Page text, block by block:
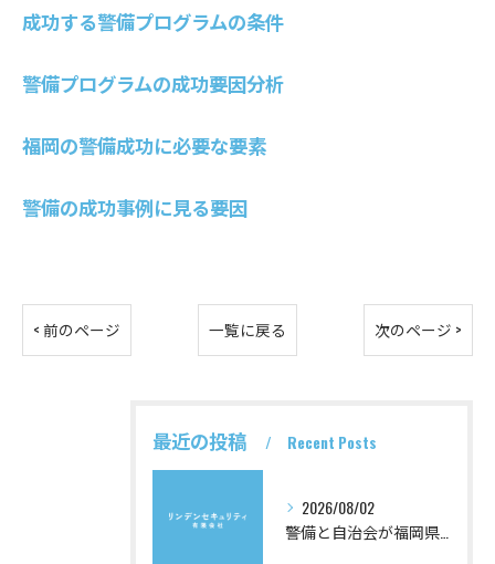
成功する警備プログラムの条件
警備プログラムの成功要因分析
福岡の警備成功に必要な要素
警備の成功事例に見る要因
< 前のページ 一覧に戻る 次のページ >
最近の投稿 Recent Posts
2026/08/02